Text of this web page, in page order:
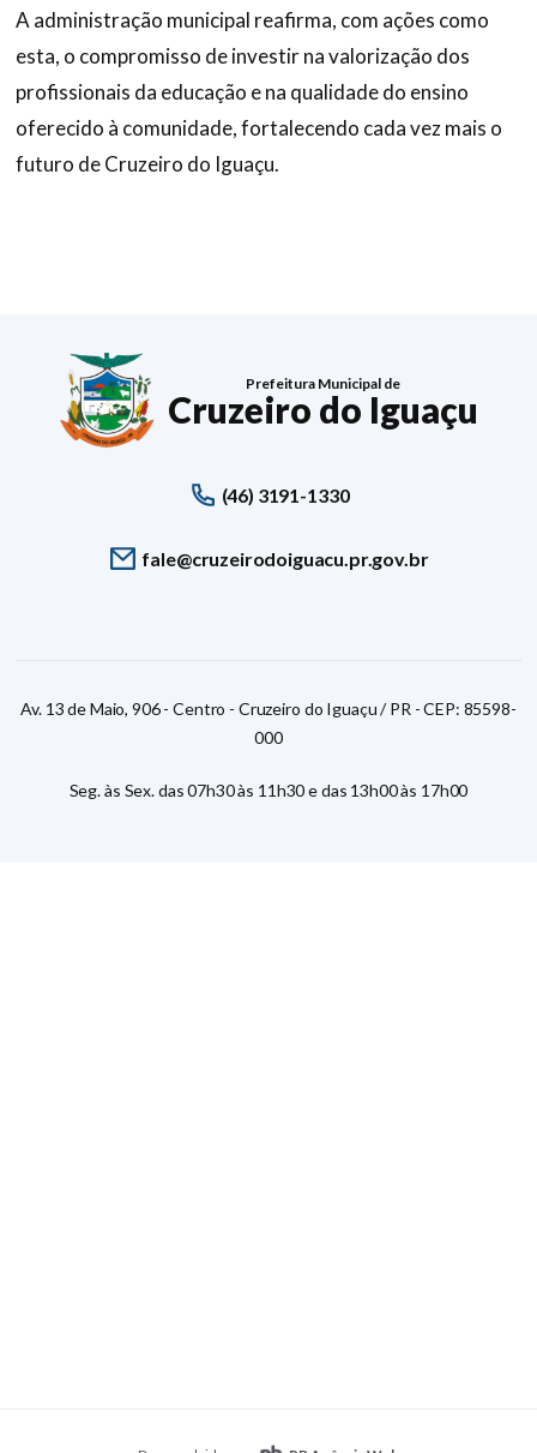
A administração municipal reafirma, com ações como
esta, o compromisso de investir na valorização dos
profissionais da educação e na qualidade do ensino
oferecido à comunidade, fortalecendo cada vez mais o
futuro de Cruzeiro do Iguaçu.
Prefeitura Municipal de
Cruzeiro do Iguaçu
(46) 3191-1330
fale@cruzeirodoiguacu.pr.gov.br
Av. 13 de Maio, 906 - Centro - Cruzeiro do Iguaçu / PR - CEP: 85598-
000
Seg. às Sex. das 07h30 às 11h30 e das 13h00 às 17h00